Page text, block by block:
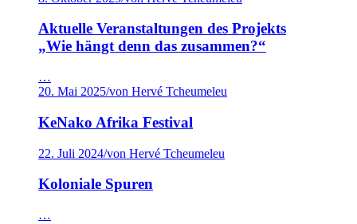
Aktuelle Veranstaltungen des Projekts
„Wie hängt denn das zusammen?“
…
20. Mai 2025/von Hervé Tcheumeleu
KeNako Afrika Festival
22. Juli 2024/von Hervé Tcheumeleu
Koloniale Spuren
…